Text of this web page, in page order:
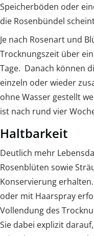
Speicherböden oder
die Rosenbündel
Je nach Rosenart und
Trocknungszeit über
Tage. Danach können
einzeln oder wieder
ohne Wasser gestellt
ist nach rund vier
Haltbarkeit
Deutlich mehr
Rosenblüten sowie
Konservierung
oder mit Haarspray
Vollendung des
Sie dabei explizit